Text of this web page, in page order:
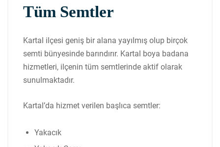
Tüm Semtler
Kartal ilçesi geniş bir alana yayılmış olup birçok
semti bünyesinde barındırır. Kartal boya badana
hizmetleri, ilçenin tüm semtlerinde aktif olarak
sunulmaktadır.
Kartal’da hizmet verilen başlıca semtler:
Yakacık